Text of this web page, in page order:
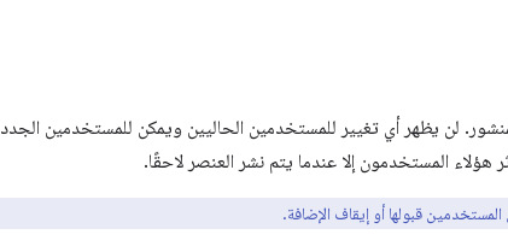
لن يظهر أي تغيير للمستخدمين الحاليين ويمكن للمستخدمين الجدد
هؤلاء المستخدمون إلا عندما يتم نشر العنصر لاحقًا.
قبولها أو إيقاف الإضافة.